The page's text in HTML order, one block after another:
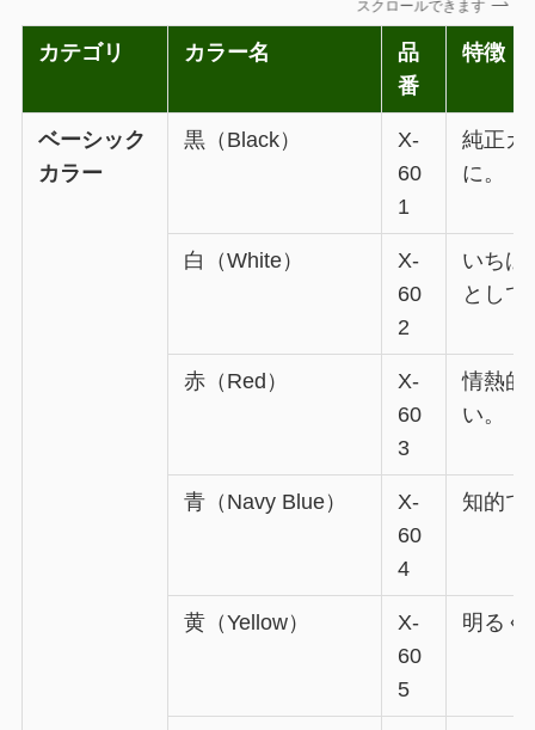
スクロールできます
カテゴリ カラー名
品
番
特徴・
ベーシック
カラー
黒（Black）
X-
60
1
純正カ
に。
白（White）
X-
60
2
いちば
として
赤（Red）
X-
60
3
情熱的
い。
青（Navy Blue）
X-
60
4
知的で
黄（Yellow）
X-
60
5
明るく